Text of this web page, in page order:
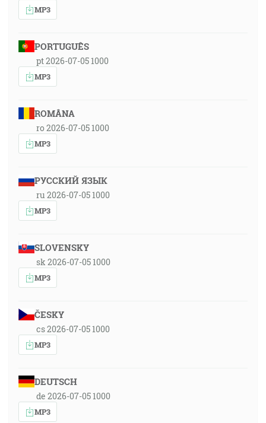
MP3
PORTUGUÊS
pt 2026-07-05 1000
MP3
ROMÂNA
ro 2026-07-05 1000
MP3
РУССКИЙ ЯЗЫК
ru 2026-07-05 1000
MP3
SLOVENSKY
sk 2026-07-05 1000
MP3
ČESKY
cs 2026-07-05 1000
MP3
DEUTSCH
de 2026-07-05 1000
MP3